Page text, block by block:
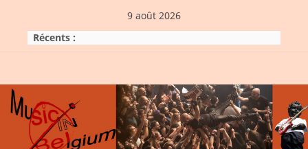
content
9 août 2026
Récents :